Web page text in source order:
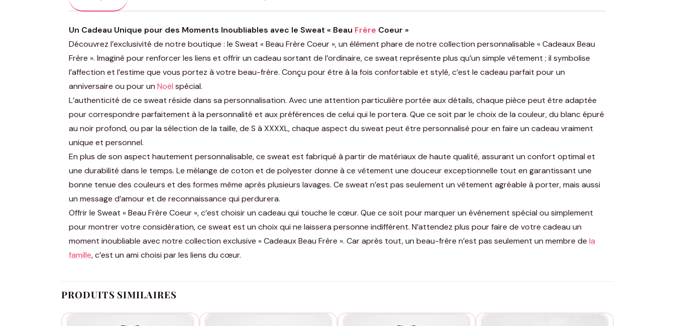
Un Cadeau Unique pour des Moments Inoubliables avec le Sweat « Beau Frère Coeur »
Découvrez l’exclusivité de notre boutique : le Sweat « Beau Frère Coeur », un élément phare de notre collection personnalisable « Cadeaux Beau
Frère ». Imaginé pour renforcer les liens et offrir un cadeau sortant de l’ordinaire, ce sweat représente plus qu’un simple vêtement ; il symbolise
l’affection et l’estime que vous portez à votre beau-frère. Conçu pour être à la fois confortable et stylé, c’est le cadeau parfait pour un
anniversaire ou pour un Noël spécial.
L’authenticité de ce sweat réside dans sa personnalisation. Avec une attention particulière portée aux détails, chaque pièce peut être adaptée
pour correspondre parfaitement à la personnalité et aux préférences de celui qui le portera. Que ce soit par le choix de la couleur, du blanc épuré
au noir profond, ou par la sélection de la taille, de S à XXXXL, chaque aspect du sweat peut être personnalisé pour en faire un cadeau vraiment
unique et personnel.
En plus de son aspect hautement personnalisable, ce sweat est fabriqué à partir de matériaux de haute qualité, assurant un confort optimal et
une durabilité dans le temps. Le mélange de coton et de polyester donne à ce vêtement une douceur exceptionnelle tout en garantissant une
bonne tenue des couleurs et des formes même après plusieurs lavages. Ce sweat n’est pas seulement un vêtement agréable à porter, mais aussi
un message d’amour et de reconnaissance qui perdurera.
Offrir le Sweat « Beau Frère Coeur », c’est choisir un cadeau qui touche le cœur. Que ce soit pour marquer un événement spécial ou simplement
pour montrer votre considération, ce sweat est un choix qui ne laissera personne indifférent. N’attendez plus pour faire de votre cadeau un
moment inoubliable avec notre collection exclusive « Cadeaux Beau Frère ». Car après tout, un beau-frère n’est pas seulement un membre de la
famille, c’est un ami choisi par les liens du cœur.
PRODUITS SIMILAIRES